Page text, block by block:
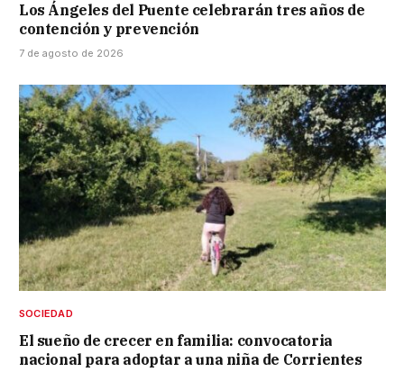
Los Ángeles del Puente celebrarán tres años de
contención y prevención
7 de agosto de 2026
SOCIEDAD
El sueño de crecer en familia: convocatoria
nacional para adoptar a una niña de Corrientes